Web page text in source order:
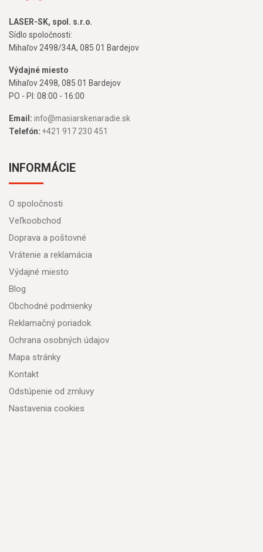
LASER-SK, spol. s.r.o.
Sídlo spoločnosti:
Mihaľov 2498/34A, 085 01 Bardejov
Výdajné miesto
Mihaľov 2498, 085 01 Bardejov
PO - PI: 08:00 - 16:00
Email: info@masiarskenaradie.sk
Telefón: +421 917 230 451
INFORMÁCIE
O spoločnosti
Veľkoobchod
Doprava a poštovné
Vrátenie a reklamácia
Výdajné miesto
Blog
Obchodné podmienky
Reklamačný poriadok
Ochrana osobných údajov
Mapa stránky
Kontakt
Odstúpenie od zmluvy
Nastavenia cookies